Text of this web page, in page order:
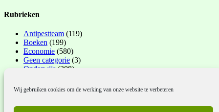
Wij gebruiken cookies om de werking van onze website te verbeteren
Rubrieken
Antipestteam (119)
Boeken (199)
Economie (580)
Geen categorie (3)
Onderwijs (308)
Varia (407)
Verkiezingen 2024
(137)